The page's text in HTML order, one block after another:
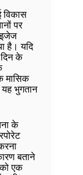
विकास
पर
है। यदि
दिन के
मासिक
यह भुगतान
के
बताने
एक